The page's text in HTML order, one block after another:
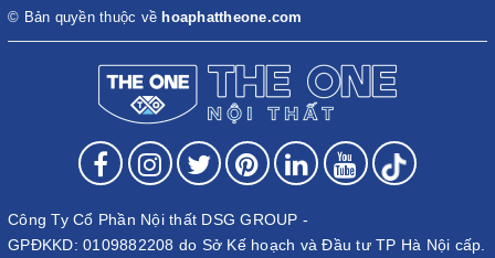
© Bản quyền thuộc về hoaphattheone.com
Công Ty Cổ Phần Nội thất DSG GROUP -
GPĐKKD: 0109882208 do Sở Kế hoạch và Đầu tư TP Hà Nội cấp.